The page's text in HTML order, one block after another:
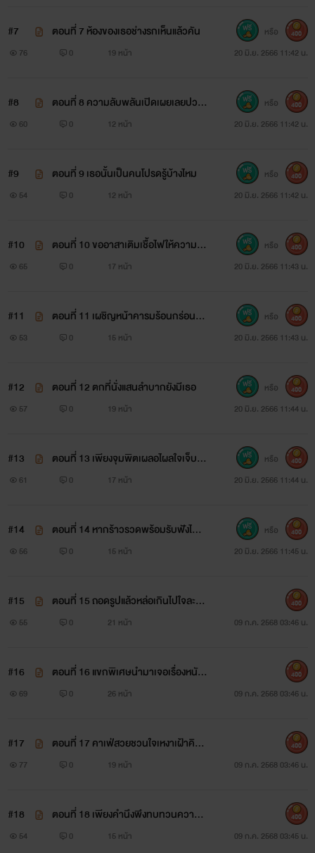
#7 ตอนที่ 7 ห้องของเธอช่างรกเห็นแล้วคัน
76 0 19 หน้า 20 มิ.ย. 2566 11:42 น.
หรือ 400
#8
ตอนที่ 8 ความลับพลันเปิดเผยเลยปวดใ
60 0 12 หน้า 20 มิ.ย. 2566 11:42 น.
หรือ 400
#9 ตอนที่ 9 เธอนั้นเป็นคนโปรดรู้บ้างไหม
54 0 12 หน้า 20 มิ.ย. 2566 11:42 น.
หรือ 400
#10
ตอนที่ 10 ขออาสาเติมเชื้อไฟให้ความหวั
65 0 17 หน้า 20 มิ.ย. 2566 11:43 น.
หรือ 400
#11
ตอนที่ 11 เผชิญหน้าคารมร้อนกร่อนใจ
พัง
53 0 15 หน้า 20 มิ.ย. 2566 11:43 น.
หรือ 400
#12 ตอนที่ 12 ตกที่นั่งแสนลำบากยังมีเธอ
57 0 19 หน้า 20 มิ.ย. 2566 11:44 น.
หรือ 400
#13
ตอนที่ 13 เพียงจุมพิตเผลอไผลใจเจ็บป
วด
61 0 17 หน้า 20 มิ.ย. 2566 11:44 น.
หรือ 400
#14
ตอนที่ 14 หากร้าวรวดพร้อมรับฟังได้เส
มอ
56 0 15 หน้า 20 มิ.ย. 2566 11:45 น.
หรือ 400
#15
ตอนที่ 15 ถอดรูปแล้วหล่อเกินไปใจละเม
55 0 21 หน้า 09 ก.ค. 2568 03:46 น.
400
#16
ตอนที่ 16 แขกพิเศษนำมาเจอเรื่องหนักใ
69 0 26 หน้า 09 ก.ค. 2568 03:46 น.
400
#17
ตอนที่ 17 คาเฟ่สวยชวนใจเหงาเฝ้าคิดถึ
77 0 19 หน้า 09 ก.ค. 2568 03:46 น.
400
#18
ตอนที่ 18 เพียงคำนึงพึงทบทวนความรู้
สึก
54 0 15 หน้า 09 ก.ค. 2568 03:45 น.
400